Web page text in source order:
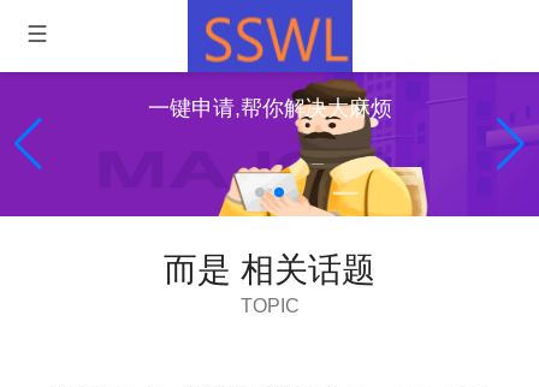
一键申请,帮你解决大麻烦
而是 相关话题
TOPIC